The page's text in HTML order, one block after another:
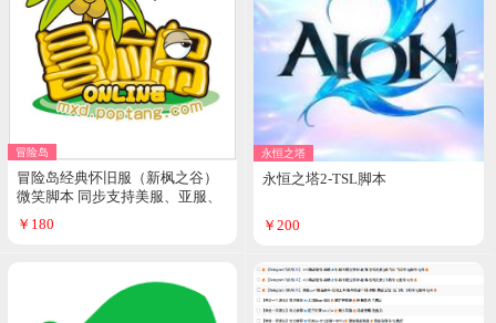
冒险岛
冒险岛经典怀旧服（新枫之谷）
微笑脚本 同步支持美服、亚服、
￥180
永恒之塔
永恒之塔2-TSL脚本
￥200